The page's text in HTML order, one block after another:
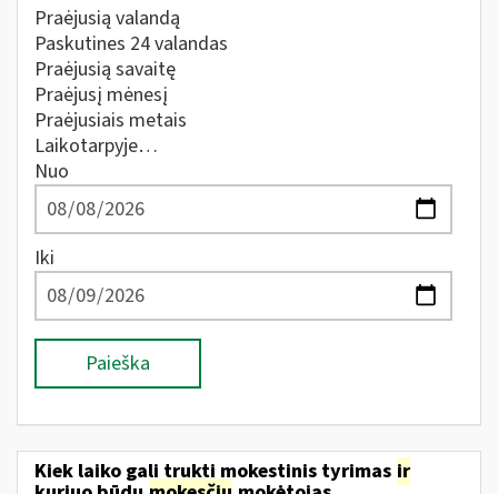
Praėjusią valandą
Paskutines 24 valandas
Praėjusią savaitę
Praėjusį mėnesį
Praėjusiais metais
Laikotarpyje…
Nuo
Iki
Paieška
Kiek laiko gali trukti mokestinis tyrimas ir